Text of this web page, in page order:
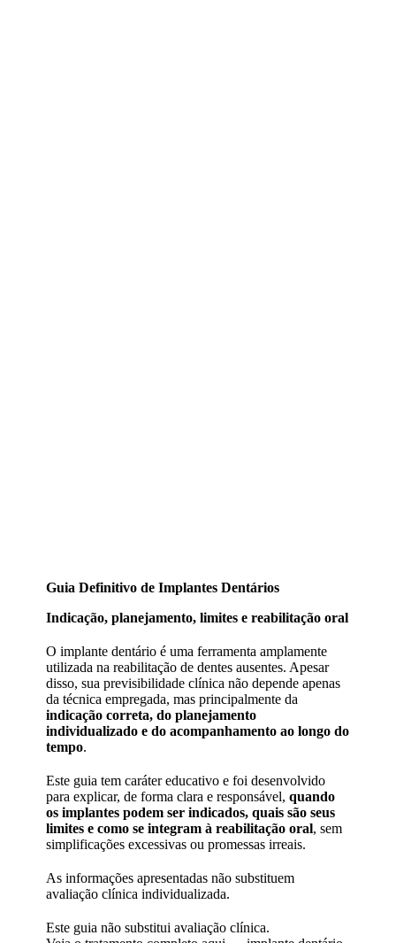
Guia Definitivo de Implantes Dentários
Indicação, planejamento, limites e reabilitação oral
O implante dentário é uma ferramenta amplamente
utilizada na reabilitação de dentes ausentes. Apesar
disso, sua previsibilidade clínica não depende apenas
da técnica empregada, mas principalmente da
indicação correta, do planejamento
individualizado e do acompanhamento ao longo do
tempo.
Este guia tem caráter educativo e foi desenvolvido
para explicar, de forma clara e responsável,quando
os implantes podem ser indicados, quais são seus
limites e como se integram à reabilitação oral, sem
simplificações excessivas ou promessas irreais.
As informações apresentadas não substituem
avaliação clínica individualizada.
Este guia não substitui avaliação clínica.